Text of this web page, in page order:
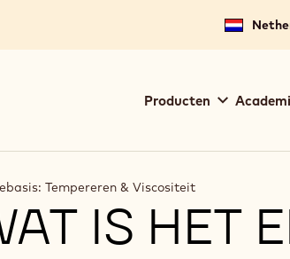
navigation
Producten
Tempereren & Viscositeit
IS HET